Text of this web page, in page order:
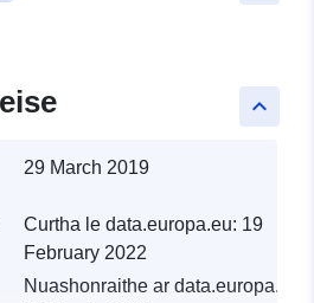
keyboard_arrow_up
29 March 2019
Curtha le data.europa.eu: 19
February 2022
Nuashonraithe ar data.europa.eu: